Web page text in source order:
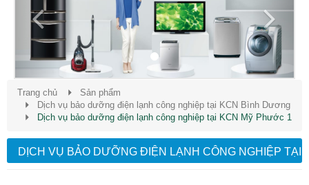
Trang chủ
Sản phẩm
Dịch vụ bảo dưỡng điện lạnh công nghiệp tại KCN Bình Dương
Dịch vụ bảo dưỡng điện lạnh công nghiệp tại KCN Mỹ Phước 1
DỊCH VỤ BẢO DƯỠNG ĐIỆN LẠNH CÔNG NGHIỆP TẠI